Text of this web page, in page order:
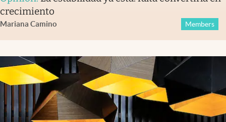
crecimiento
Mariana Camino Members